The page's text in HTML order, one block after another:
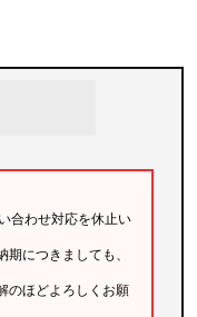
合わせ対応を休止い
につきましても、
のほどよろしくお願